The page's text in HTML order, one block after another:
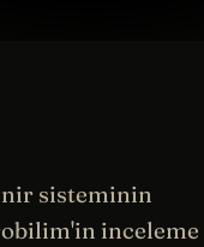
sisteminin
'in inceleme